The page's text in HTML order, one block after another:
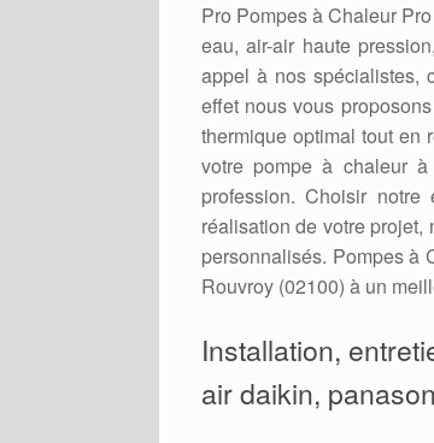
Pro Pompes à Chaleur
eau, air-air haute
appel à nos spécialistes,
effet nous vous
thermique optimal tout en
votre pompe à chaleur
profession. Choisir
réalisation de votre
personnalisés. Pompes à
Rouvroy (02100) à un
Installation,
air daikin,